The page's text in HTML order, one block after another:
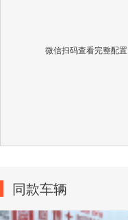
微信扫码查看完整配置
同款车辆